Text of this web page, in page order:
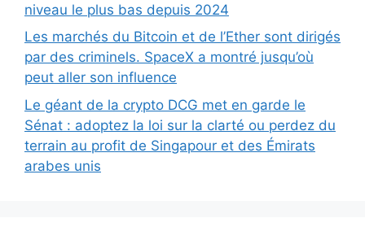
niveau le plus bas depuis 2024
Les marchés du Bitcoin et de l’Ether sont dirigés
par des criminels. SpaceX a montré jusqu’où
peut aller son influence
Le géant de la crypto DCG met en garde le
Sénat : adoptez la loi sur la clarté ou perdez du
terrain au profit de Singapour et des Émirats
arabes unis